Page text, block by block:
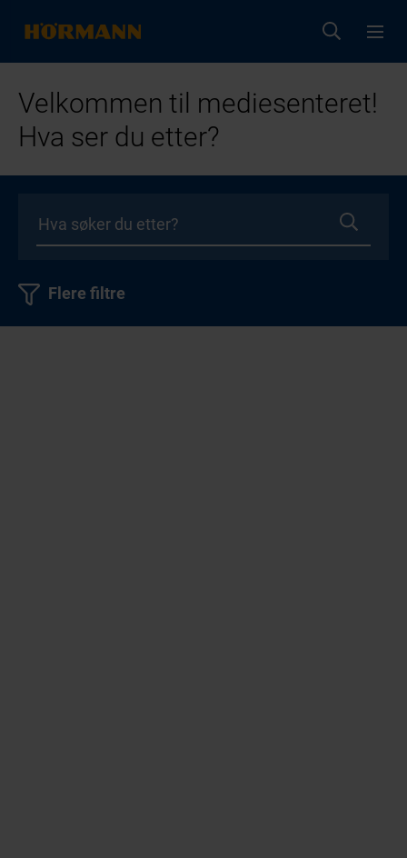
Velkommen til mediesenteret!
Hva ser du etter?
Flere filtre